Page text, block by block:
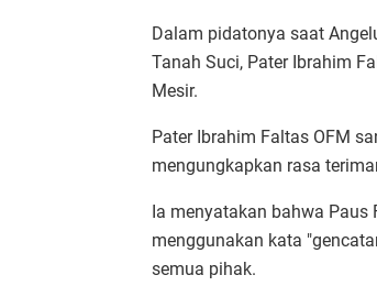
Dalam pidatonya saat
Tanah Suci, Pater Ibrahim
Mesir.
Pater Ibrahim Faltas OFM
mengungkapkan rasa
Ia menyatakan bahwa
menggunakan kata
semua pihak.